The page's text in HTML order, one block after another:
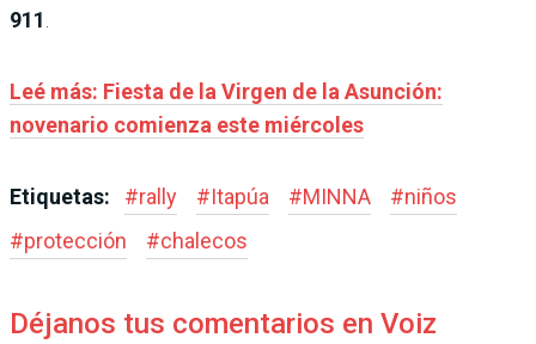
911
Leé más: Fiesta de la Virgen de la Asunción:
novenario comienza este miércoles
Etiquetas: #rally #Itapúa #MINNA #niños
#protección #chalecos
Déjanos tus comentarios en Voiz